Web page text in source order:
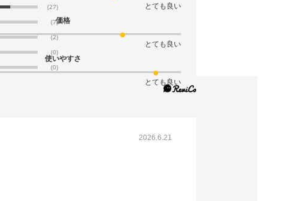
￥2,101
在庫わずか
※日祝除く12時まで
(27)
(7)
(2)
(0)
(0)
とても良い
価格
とても良い
使いやすさ
とても良い
2026.6.21